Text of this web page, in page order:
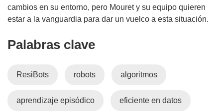
cambios en su entorno, pero Mouret y su equipo quieren
estar a la vanguardia para dar un vuelco a esta situación.
Palabras clave
ResiBots robots algoritmos
aprendizaje episódico eficiente en datos